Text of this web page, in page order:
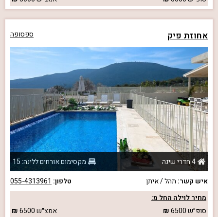
אחוזת פיק ספסופה
4 חדרי שינה
מקסימום אורחים ללינה: 15
איש קשר: תהל / איתן טלפון: 055-4313961
מחיר לוילה החל מ:
סופ״ש6500 אמצ״ש6500